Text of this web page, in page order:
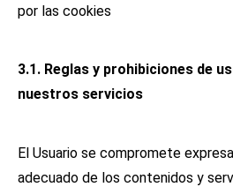
por las cookies
3.1. Reglas y prohibiciones de
nuestros servicios
El Usuario se compromete
adecuado de los contenidos y